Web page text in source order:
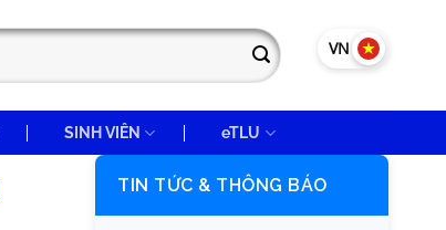
VN EN
SINH VIÊN eTLU
TIN TỨC & THÔNG BÁO